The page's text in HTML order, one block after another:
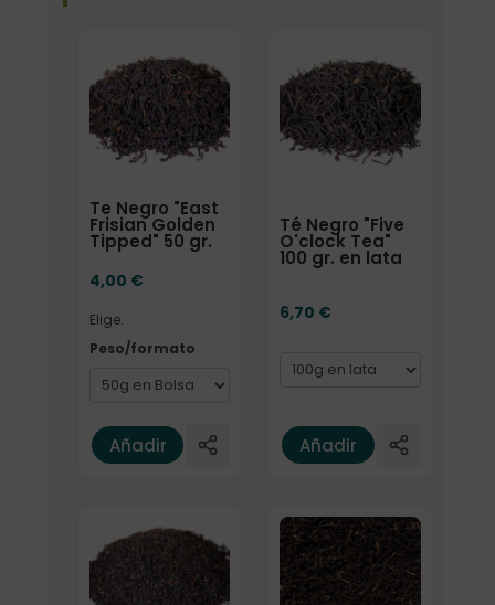
Te Negro "East
Frisian Golden
Tipped" 50 gr.
4,00 €
Elige:
Peso/formato
Elige: Peso/formato
Añadir
Té Negro "Five
O'clock Tea"
100 gr. en lata
6,70 €
Añadir
Formato Elige: Peso/formato